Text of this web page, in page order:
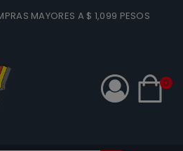
MAYORES A $ 1,099 PESOS
0